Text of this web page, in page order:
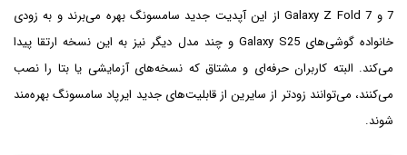
7 و Galaxy Z Fold 7 از این آپدیت جدید سامسونگ بهره می‌برند و به زودی
خانواده گوشی‌های Galaxy S25 و چند مدل دیگر نیز به این نسخه ارتقا پیدا
می‌کند. البته کاربران حرفه‌ای و مشتاق که نسخه‌های آزمایشی یا بتا را نصب
می‌کنند، می‌توانند زودتر از سایرین از قابلیت‌های جدید ایرپاد سامسونگ بهره‌مند
شوند.